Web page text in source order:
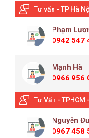
Tư vấn - TP Hà
Phạm
0942 547
Mạnh Hà
0966 956
Tư Vấn - TPHCM -
Nguyễn
0967 458